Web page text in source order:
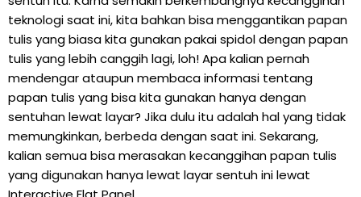
teknologi saat ini, kita bahkan bisa menggantikan papan
tulis yang biasa kita gunakan pakai spidol dengan papan
tulis yang lebih canggih lagi, loh! Apa kalian pernah
mendengar ataupun membaca informasi tentang
papan tulis yang bisa kita gunakan hanya dengan
sentuhan lewat layar? Jika dulu itu adalah hal yang tidak
memungkinkan, berbeda dengan saat ini. Sekarang,
kalian semua bisa merasakan kecanggihan papan tulis
yang digunakan hanya lewat layar sentuh ini lewat